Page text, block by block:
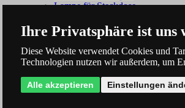
Lampe für Steckdose
Ihre Privatsphäre ist uns
Diese Website verwendet Cookies und
Technologien nutzen wir außerdem, um
Alle akzeptieren Einstellungen